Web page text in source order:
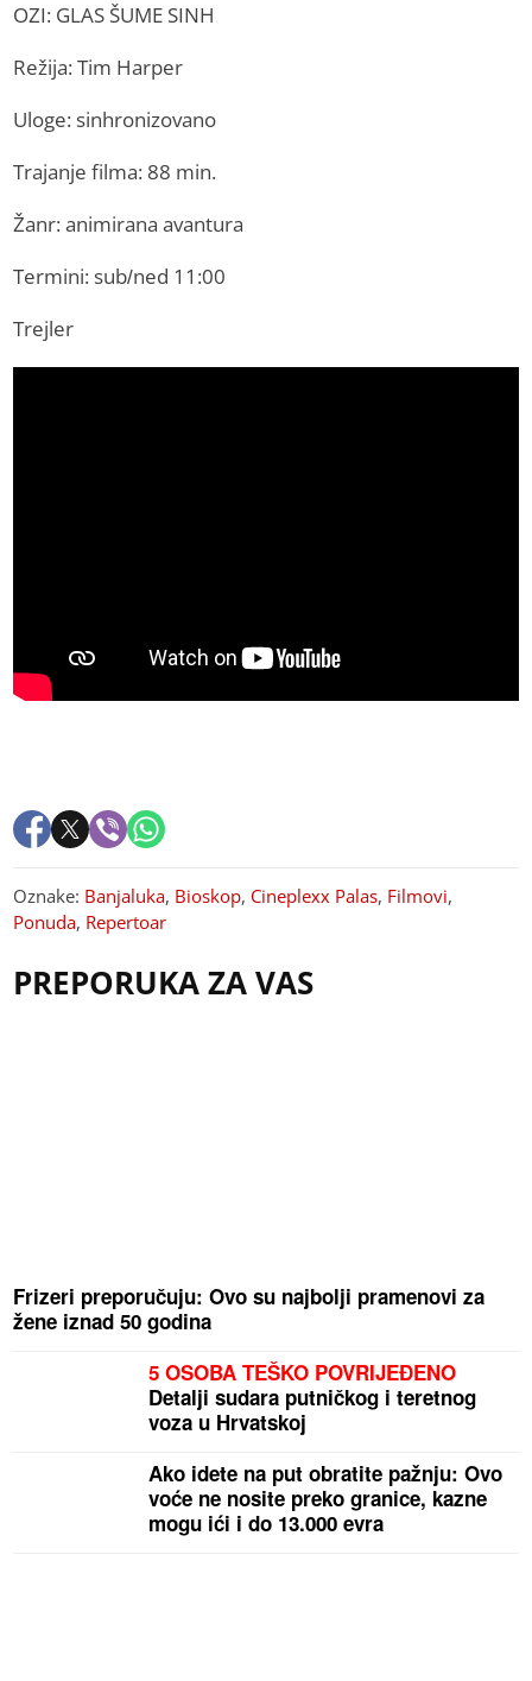
OZI: GLAS ŠUME SINH
Režija: Tim Harper
Uloge: sinhronizovano
Trajanje filma: 88 min.
Žanr: animirana avantura
Termini: sub/ned 11:00
Trejler
Oznake: Banjaluka, Bioskop, Cineplexx Palas, Filmovi,
Ponuda, Repertoar
PREPORUKA ZA VAS
Frizeri preporučuju: Ovo su najbolji pramenovi za
žene iznad 50 godina
5 OSOBA TEŠKO POVRIJEĐENO
Detalji sudara putničkog i teretnog
voza u Hrvatskoj
Ako idete na put obratite pažnju: Ovo
voće ne nosite preko granice, kazne
mogu ići i do 13.000 evra